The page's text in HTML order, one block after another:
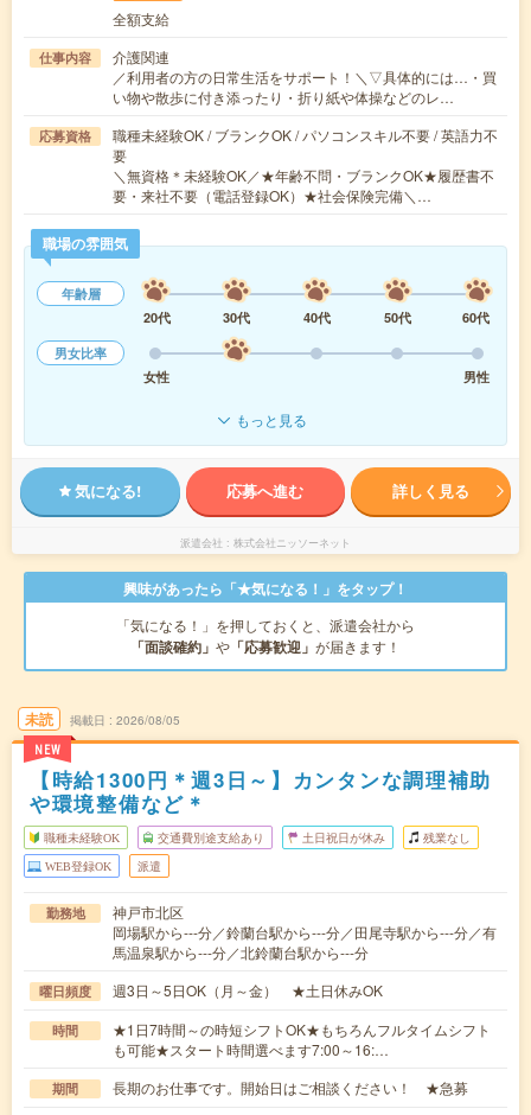
全額支給
仕事内容
介護関連
／利用者の方の日常生活をサポート！＼▽具体的には…・買
い物や散歩に付き添ったり・折り紙や体操などのレ…
応募資格
職種未経験OK / ブランクOK / パソコンスキル不要 / 英語力不
要
＼無資格＊未経験OK／★年齢不問・ブランクOK★履歴書不
要・来社不要（電話登録OK）★社会保険完備＼…
職場の雰囲気
年齢層
20代
30代 40代 50代
60代
男女比率
女性
男性
もっと見る
気になる! 応募へ進む 詳しく見る
派遣会社 株式会社ニッソーネット
興味があったら「★気になる！」をタップ！
「気になる！」を押しておくと、派遣会社から
「面談確約」 や 「応募歓迎」 が届きます！
未読
NEW
掲載日 2026/08/05
【時給1300円＊週3日～】カンタンな調理補助
や環境整備など＊
職種未経験OK 交通費別途支給あり 土日祝日が休み 残業なし
WEB登録OK 派遣
勤務地
神戸市北区
岡場駅から---分／鈴蘭台駅から---分／田尾寺駅から---分／有
馬温泉駅から---分／北鈴蘭台駅から---分
曜日頻度 週3日～5日OK（月～金） ★土日休みOK
時間
★1日7時間～の時短シフトOK★もちろんフルタイムシフト
も可能★スタート時間選べます7:00～16:…
期間 長期のお仕事です。開始日はご相談ください！ ★急募